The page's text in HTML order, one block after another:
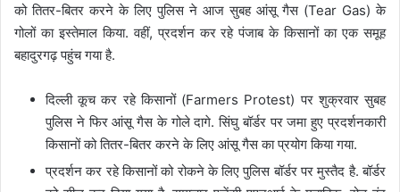
को तितर-बितर करने के लिए पुलिस ने आज सुबह आंसू गैस (Tear Gas) के
गोलों का इस्तेमाल किया. वहीं, प्रदर्शन कर रहे पंजाब के किसानों का एक समूह
बहादुरगढ़ पहुंच गया है.
दिल्ली कूच कर रहे किसानों (Farmers Protest) पर शुक्रवार सुबह
पुलिस ने फिर आंसू गैस के गोले दागे. सिंघु बॉर्डर पर जमा हुए प्रदर्शनकारी
किसानों को तितर-बितर करने के लिए आंसू गैस का प्रयोग किया गया.
प्रदर्शन कर रहे किसानों को रोकने के लिए पुलिस बॉर्डर पर मुस्तैद है. बॉर्डर